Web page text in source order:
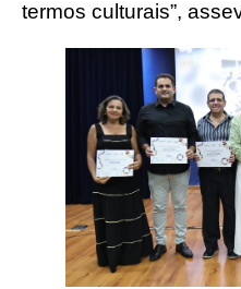
termos culturais”,